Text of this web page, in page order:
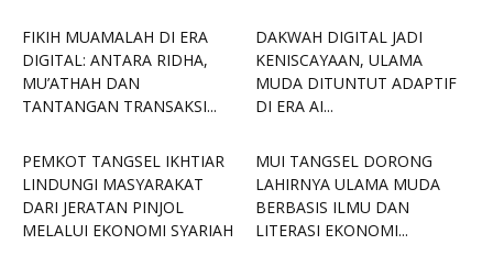
FIKIH MUAMALAH DI ERA
DIGITAL: ANTARA RIDHA,
MU’ATHAH DAN
TANTANGAN TRANSAKSI...
DAKWAH DIGITAL JADI
KENISCAYAAN, ULAMA
MUDA DITUNTUT ADAPTIF
DI ERA AI...
PEMKOT TANGSEL IKHTIAR
LINDUNGI MASYARAKAT
DARI JERATAN PINJOL
MELALUI EKONOMI SYARIAH
MUI TANGSEL DORONG
LAHIRNYA ULAMA MUDA
BERBASIS ILMU DAN
LITERASI EKONOMI...